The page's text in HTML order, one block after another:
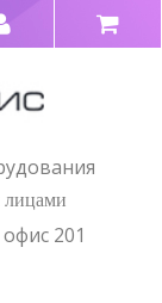
лицами
201